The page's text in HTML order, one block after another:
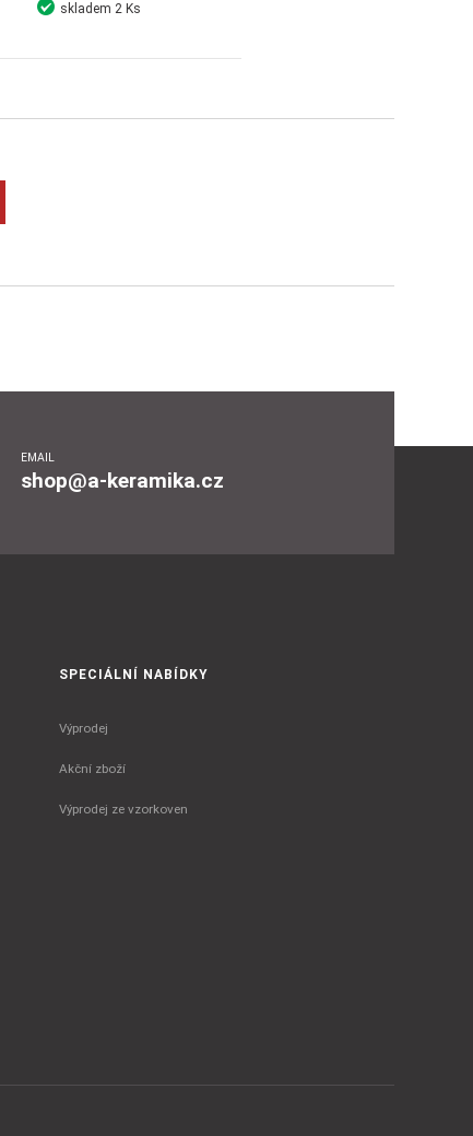
skladem 2 Ks
EMAIL
shop@a-keramika.cz
SPECIÁLNÍ NABÍDKY
Výprodej
Akční zboží
Výprodej ze vzorkoven